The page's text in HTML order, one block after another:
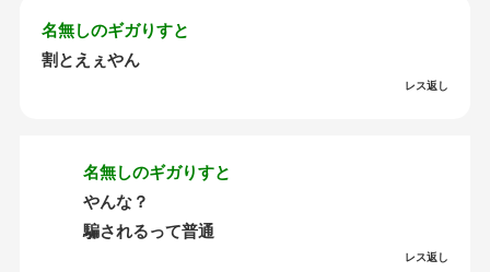
名無しのギガりすと
割とえぇやん
レス返し
名無しのギガりすと
やんな？
騙されるって普通
レス返し